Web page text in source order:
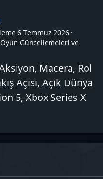
6 Temmuz 2026
Oyun Güncellemeleri ve
Macera, Rol
Açısı, Açık Dünya
5, Xbox Series X